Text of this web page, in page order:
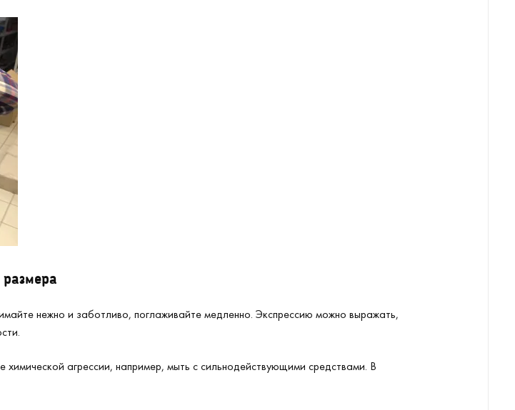
нежно и заботливо, поглаживайте медленно. Экспрессию можно выражать,
агрессии, например, мыть с сильнодействующими средствами. В